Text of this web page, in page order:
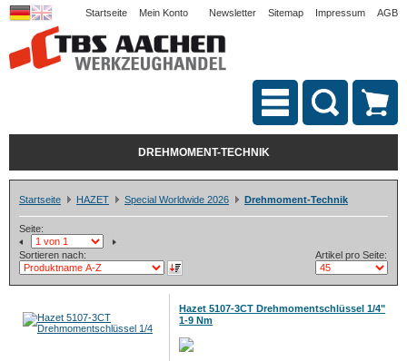
Startseite Mein Konto Newsletter Sitemap Impressum AGB
DREHMOMENT-TECHNIK
Startseite HAZET Special Worldwide 2026 Drehmoment-Technik
Seite:
Sortieren nach: Artikel pro Seite:
Hazet 5107-3CT Drehmomentschlüssel 1/4"
1-9 Nm